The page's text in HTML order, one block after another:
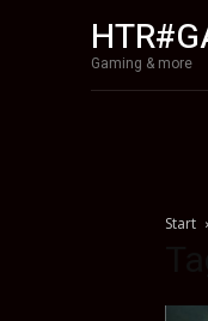
Gaming & more
Start